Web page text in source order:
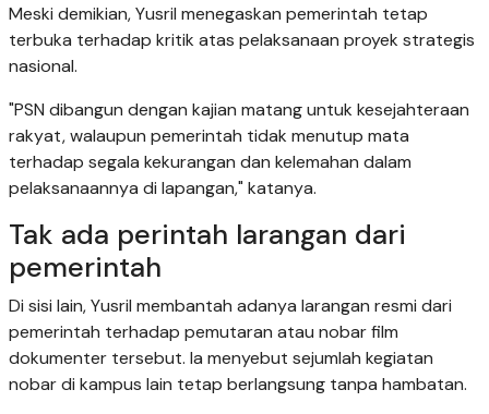
Meski demikian, Yusril menegaskan pemerintah tetap
terbuka terhadap kritik atas pelaksanaan proyek strategis
nasional.
"PSN dibangun dengan kajian matang untuk kesejahteraan
rakyat, walaupun pemerintah tidak menutup mata
terhadap segala kekurangan dan kelemahan dalam
pelaksanaannya di lapangan," katanya.
Tak ada perintah larangan dari
pemerintah
Di sisi lain, Yusril membantah adanya larangan resmi dari
pemerintah terhadap pemutaran atau nobar film
dokumenter tersebut. Ia menyebut sejumlah kegiatan
nobar di kampus lain tetap berlangsung tanpa hambatan.